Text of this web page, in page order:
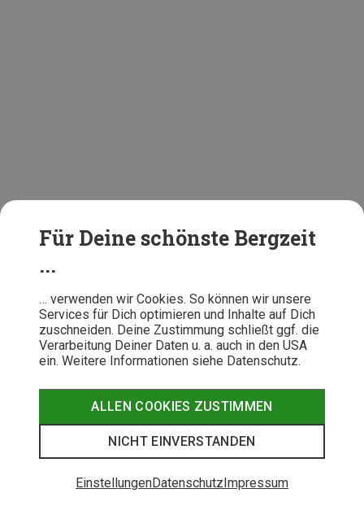
Für Deine schönste Bergzeit
...
… verwenden wir Cookies. So können wir unsere
Services für Dich optimieren und Inhalte auf Dich
zuschneiden. Deine Zustimmung schließt ggf. die
Verarbeitung Deiner Daten u. a. auch in den USA
ein. Weitere Informationen siehe Datenschutz.
ALLEN COOKIES ZUSTIMMEN
NICHT EINVERSTANDEN
EinstellungenDatenschutzImpressum
Asphalt vs. Wald: Welche Rolle
spielt der Untergrund?
Ist Barfußlaufen auf Asphalt ungesund? Oder anders
gefragt: Welche Untergründe eignen sich besonders gut
Diskussionen über Straße vs. Wald. Ich fragte: welcher